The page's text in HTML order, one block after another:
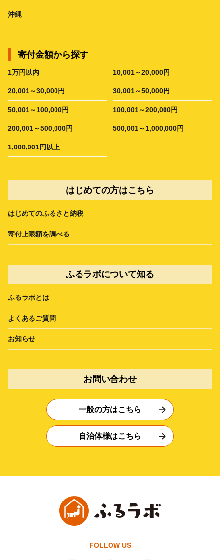
沖縄
寄付金額から探す
1万円以内 10,001～20,000円
20,001～30,000円 30,001～50,000円
50,001～100,000円 100,001～200,000円
200,001～500,000円 500,001～1,000,000円
1,000,001円以上
はじめての方はこちら
はじめてのふるさと納税
寄付上限額を調べる
ふるラボについて知る
ふるラボとは
よくあるご質問
お知らせ
お問い合わせ
一般の方はこちら
自治体様はこちら
FOLLOW US